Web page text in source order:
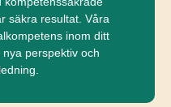
säkra resultat. Våra
inom ditt
perspektiv och